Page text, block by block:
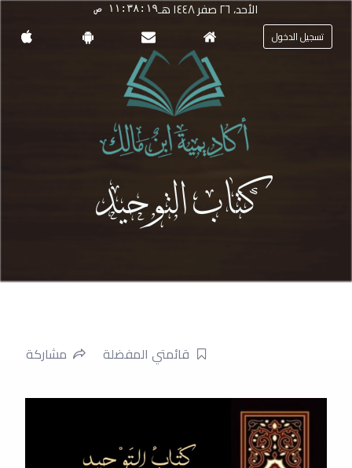
تسجيل الدخول
الأحد، ٢٦ صفر ١٤٤٨ هـ ١١:٣٨:١٩ ص
كتاب التوحيد
قائمتي المفضلة مشاركة